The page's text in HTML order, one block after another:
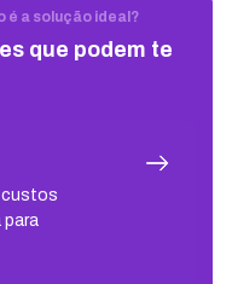
é a solução ideal?
que podem te
custos
para